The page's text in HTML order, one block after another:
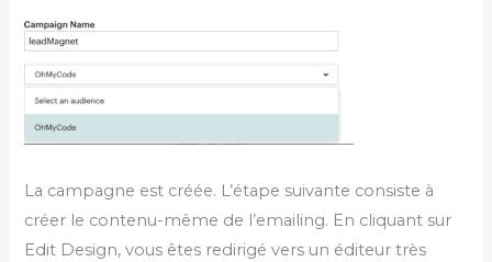
La campagne est créée. L’étape suivante consiste à
créer le contenu-même de l’emailing. En cliquant sur
Edit Design, vous êtes redirigé vers un éditeur très